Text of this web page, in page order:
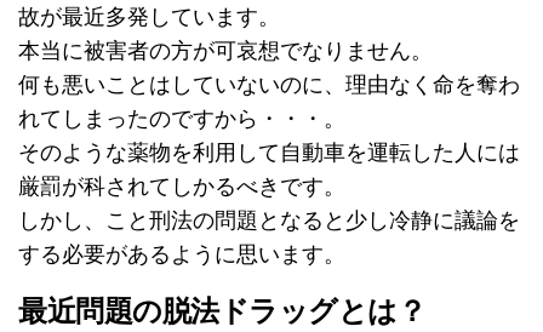
故が最近多発しています。
本当に被害者の方が可哀想でなりません。
何も悪いことはしていないのに、理由なく命を奪わ
れてしまったのですから・・・。
そのような薬物を利用して自動車を運転した人には
厳罰が科されてしかるべきです。
しかし、こと刑法の問題となると少し冷静に議論を
する必要があるように思います。
最近問題の脱法ドラッグとは？